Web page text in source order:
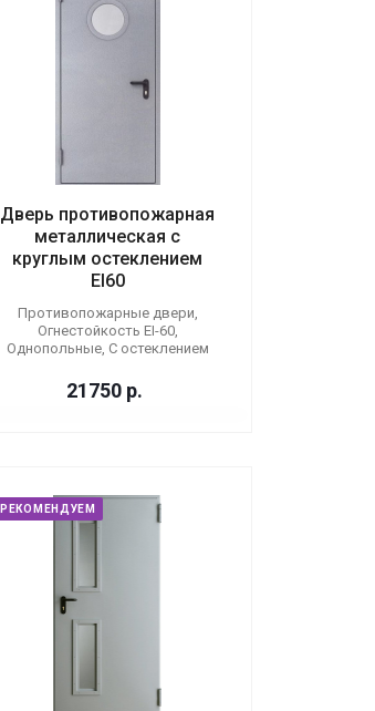
Дверь противопожарная
металлическая с
круглым остеклением
EI60
Противопожарные двери,
Огнестойкость EI-60,
Однопольные, С остеклением
21750 р.
РЕКОМЕНДУЕМ